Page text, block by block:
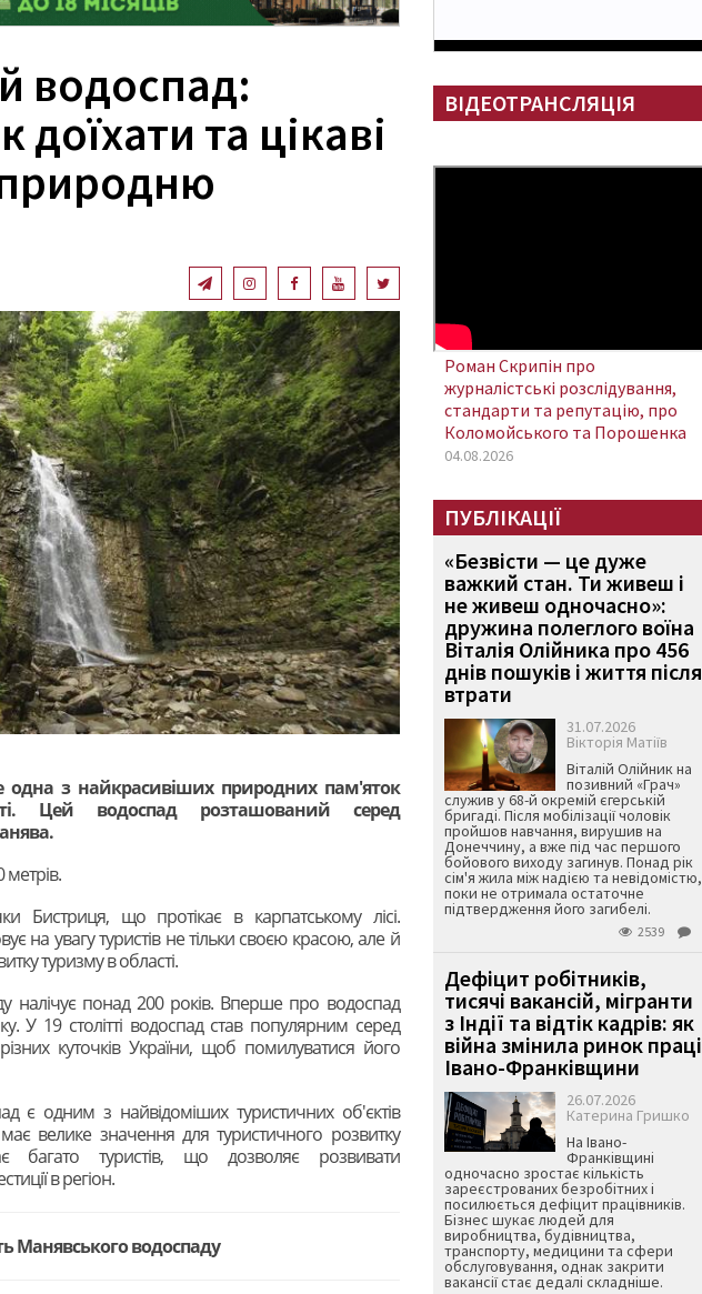
водоспад:
та цікаві
одна з найкрасивіших природних пам'яток
Цей водоспад розташований серед
метрів.
Бистриця, що протікає в карпатському лісі.
на увагу туристів не тільки своєю красою, але й
туризму в області.
налічує понад 200 років. Вперше про водоспад
У 19 столітті водоспад став популярним серед
різних куточків України, щоб помилуватися його
є одним з найвідоміших туристичних об'єктів
велике значення для туристичного розвитку
багато туристів, що дозволяє розвивати
в регіон.
Манявського водоспаду
ВІДЕОТРАНСЛЯЦІЯ
Роман Скрипін про
журналістські розслідування,
стандарти та репутацію, про
Коломойського та Порошенка
04.08.2026
ПУБЛІКАЦІЇ
«Безвісти — це дуже
важкий стан. Ти живеш і
не живеш одночасно»:
дружина полеглого воїна
Віталія Олійника про 456
днів пошуків і життя після
втрати
31.07.2026
Вікторія Матіїв
Віталій Олійник на
позивний «Грач»
служив у 68-й окремій єгерській
бригаді. Після мобілізації чоловік
пройшов навчання, вирушив на
Донеччину, а вже під час першого
бойового виходу загинув. Понад рік
сім'я жила між надією та невідомістю,
поки не отримала остаточне
підтвердження його загибелі.
2539
Дефіцит робітників,
тисячі вакансій, мігранти
з Індії та відтік кадрів: як
війна змінила ринок праці
Івано-Франківщини
26.07.2026
Катерина Гришко
На Івано-
Франківщині
одночасно зростає кількість
зареєстрованих безробітних і
посилюється дефіцит працівників.
Бізнес шукає людей для
виробництва, будівництва,
транспорту, медицини та сфери
обслуговування, однак закрити
вакансії стає дедалі складніше.